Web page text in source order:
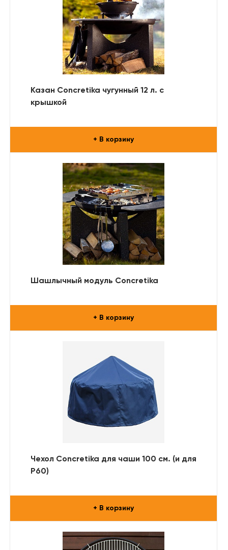
Казан Concretika чугунный 12 л. с
крышкой
+ В корзину
Шашлычный модуль Concretika
+ В корзину
Чехол Concretika для чаши 100 см. (и для
Р60)
+ В корзину